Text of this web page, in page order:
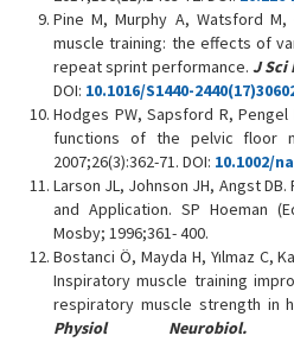
Pine M, Murphy A, Watsford
muscle training: the effects of
repeat sprint performance. J Sci
DOI: 10.1016/S1440-
Hodges PW, Sapsford R,
functions of the pelvic floor
2007;26(3):362-71. DOI: 10.1002/
Larson JL, Johnson JH, Angst
and Application. SP Hoeman
Mosby; 1996;361- 400.
Bostanci Ö, Mayda H, Yılmaz C,
Inspiratory muscle training
respiratory muscle strength in
Physiol Neurobiol.